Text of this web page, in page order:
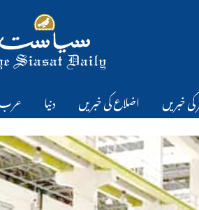
خبریں اضلاع کی خبریں دنیا عرب